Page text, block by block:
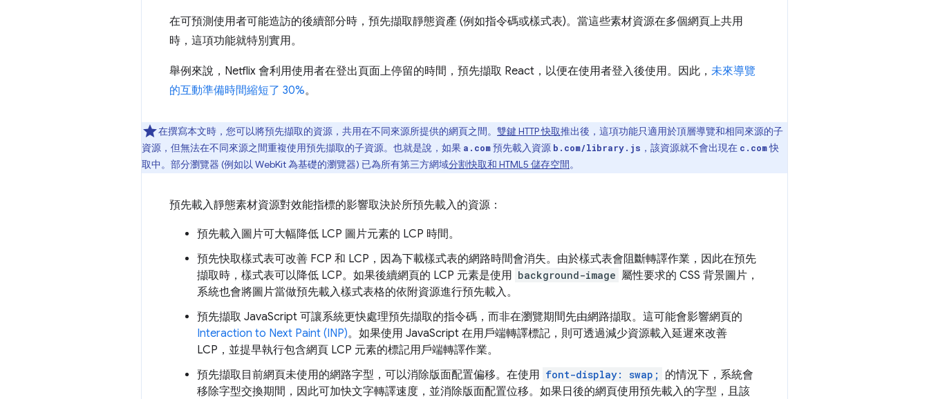
在可預測使用者可能造訪的後續部分時，預先擷取靜態資產 (例如指令碼或樣式表)。當這些素材資源在多個網頁上共用
時，這項功能就特別實用。
舉例來說，Netflix 會利用使用者在登出頁面上停留的時間，預先擷取 React，以便在使用者登入後使用。因此， 未來導覽
的互動準備時間縮短了 30%。
在撰寫本文時，您可以將預先擷取的資源，共用在不同來源所提供的網頁之間。 雙鍵 HTTP 快取推出後，這項功能只適用於頂層導覽和相同來源的子
資源，但無法在不同來源之間重複使用預先擷取的子資源。也就是說，如果 a.com預先載入資源 b.com/library.js ，該資源就不會出現在 c.com快
取中。部分瀏覽器 (例如以 WebKit 為基礎的瀏覽器) 已為所有第三方網域分割快取和 HTML5 儲存空間。
預先載入靜態素材資源對效能指標的影響取決於所預先載入的資源：
預先載入圖片可大幅降低 LCP 圖片元素的 LCP 時間。
預先快取樣式表可改善 FCP 和 LCP，因為下載樣式表的網路時間會消失。由於樣式表會阻斷轉譯作業，因此在預先
擷取時，樣式表可以降低 LCP。如果後續網頁的 LCP 元素是使用 background-image 屬性要求的 CSS 背景圖片，
系統也會將圖片當做預先載入樣式表格的依附資源進行預先載入。
預先擷取 JavaScript 可讓系統更快處理預先擷取的指令碼，而非在瀏覽期間先由網路擷取。這可能會影響網頁的
Interaction to Next Paint (INP)。如果使用 JavaScript 在用戶端轉譯標記，則可透過減少資源載入延遲來改善
LCP，並提早執行包含網頁 LCP 元素的標記用戶端轉譯作業。
預先擷取目前網頁未使用的網路字型，可以消除版面配置偏移。在使用 font-display: swap;
的情況下，系統會
移除字型交換期間，因此可加快文字轉譯速度，並消除版面配置位移。如果日後的網頁使用預先載入的字型，且該